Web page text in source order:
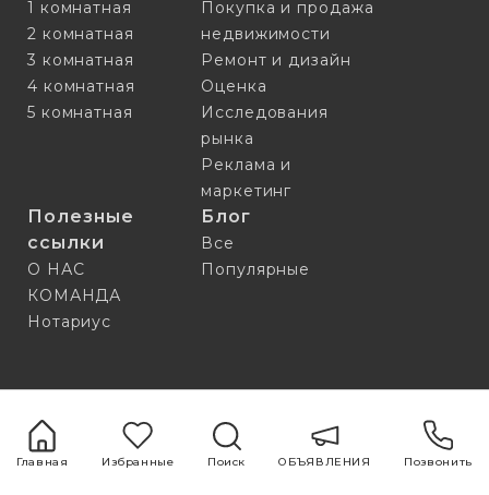
Главная Избранные Поиск ОБЪЯВЛЕНИЯ Позвонить
1 комнатная
2 комнатная
3 комнатная
4 комнатная
5 комнатная
Покупка и продажа
недвижимости
Ремонт и дизайн
Оценка
Исследования
рынка
Реклама и
маркетинг
Полезные
ссылки
О НАС
КОМАНДА
Нотариус
Блог
Все
Популярные